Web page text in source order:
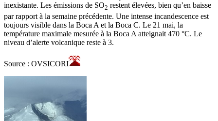
inexistante. Les émissions de SO2 restent élevées, bien qu’en baisse
par rapport à la semaine précédente. Une intense incandescence est
toujours visible dans la Boca A et la Boca C. Le 21 mai, la
température maximale mesurée à la Boca A atteignait 470 °C. Le
niveau d’alerte volcanique reste à 3.
Source : OVSICORI